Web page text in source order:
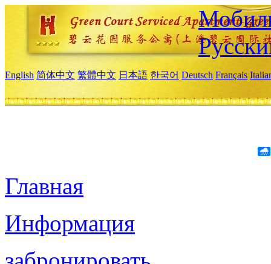
English 简体中文 繁體中文 日本語 한국어 Deutsch Français
Главная
Информация